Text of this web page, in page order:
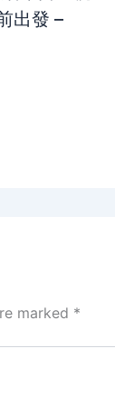
出發 –
marked *